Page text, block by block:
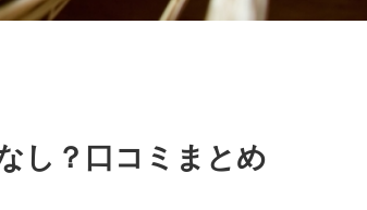
し？口コミまとめ